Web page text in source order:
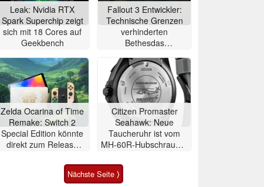
Leak: Nvidia RTX
Spark Superchip zeigt
sich mit 18 Cores auf
Geekbench
Fallout 3 Entwickler:
Technische Grenzen
verhinderten
Bethesdas
Zelda Ocarina of Time
Remake: Switch 2
Special Edition könnte
direkt zum Release
Citizen Promaster
Seahawk: Neue
Taucheruhr ist vom
MH-60R-Hubschrauber
Nächste Seite ⟩